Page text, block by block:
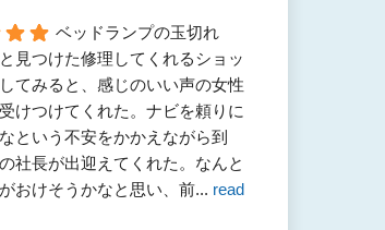
ベッドランプの玉切れ
見つけた修理してくれるショッ
てみると、感じのいい声の女性
けつけてくれた。ナビを頼りに
という不安をかかえながら到
社長が出迎えてくれた。なんと
おけそうかなと思い、前... read